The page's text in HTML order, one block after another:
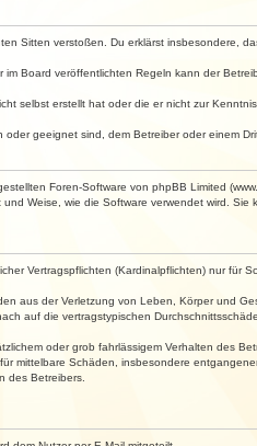
Sitten verstoßen. Du erklärst insbesondere,
Board veröffentlichten Regeln kann der
selbst erstellt hat oder die er nicht zur
geeignet sind, dem Betreiber oder einem
Foren-Software von phpBB Limited
Weise, wie die Software verwendet wird.
Vertragspflichten (Kardinalpflichten) nur für
aus der Verletzung von Leben, Körper und
auf die vertragstypischen
oder grob fahrlässigem Verhalten des
mittelbare Schäden, insbesondere
des Betreibers.